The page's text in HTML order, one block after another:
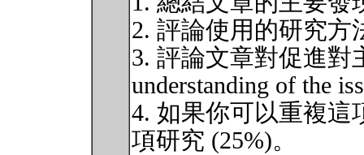
2. 評論使用的研究方
3. 評論文章對促進對
understanding of the
4. 如果你可以重複這
項研究 (25%)。